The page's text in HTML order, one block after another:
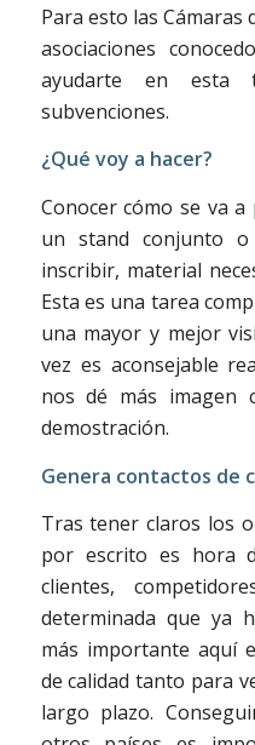
Para esto las Cámaras
asociaciones
ayudarte en esta
subvenciones.
¿Qué voy a hacer?
Conocer cómo se va
un stand conjunto
inscribir, material
Esta es una tarea
una mayor y mejor
vez es aconsejable
nos dé más imagen
demostración.
Genera contactos de
Tras tener claros los
por escrito es hora
clientes,
determinada que ya
más importante aquí
de calidad tanto para
largo plazo.